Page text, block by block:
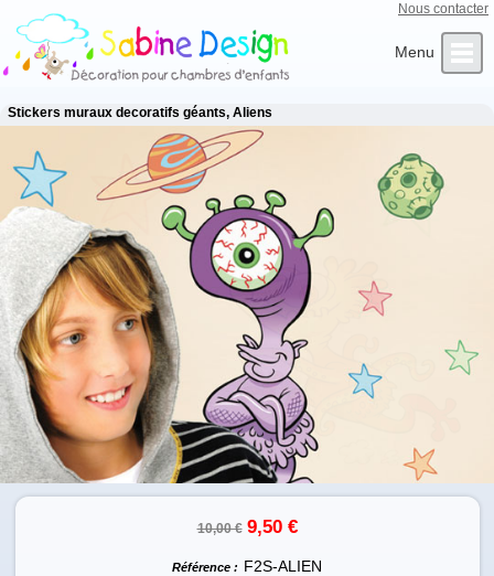
Nous contacter
Accueil
Qui sommes-nous ?
L’Artiste
Infos Clients
Contact
Stickers muraux decoratifs géants, Aliens
10,00 € 9,50 €
Référence : F2S-ALIEN